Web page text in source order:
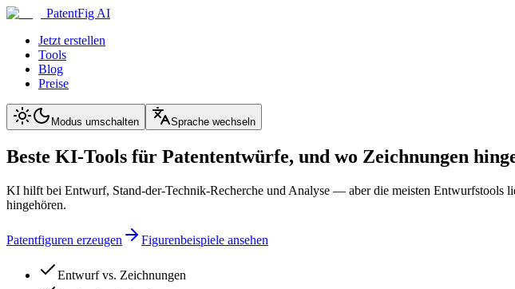
PatentFig AI
Jetzt erstellen
Tools
Blog
Preise
Modus umschalten Sprache wechseln
Beste KI-Tools für Patententwürfe, und wo Zeichnungen
KI hilft bei Entwurf, Stand-der-Technik-Recherche und Analyse — aber die meisten Entwurfstools
hingehören.
Patentfiguren erzeugen Figurenbeispiele ansehen
Entwurf vs. Zeichnungen